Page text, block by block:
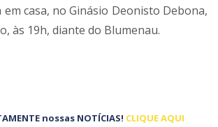
casa, no Ginásio Deonisto Debona,
às 19h, diante do Blumenau.
nossas NOTÍCIAS! CLIQUE AQUI